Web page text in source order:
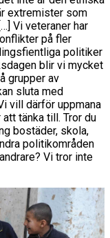
extremister som
Vi veteraner har
på fler
politiker
blir vi mycket
grupper av
sluta med
vill därför uppmana
tänka till. Tror du
bostäder, skola,
politikområden
Vi tror inte